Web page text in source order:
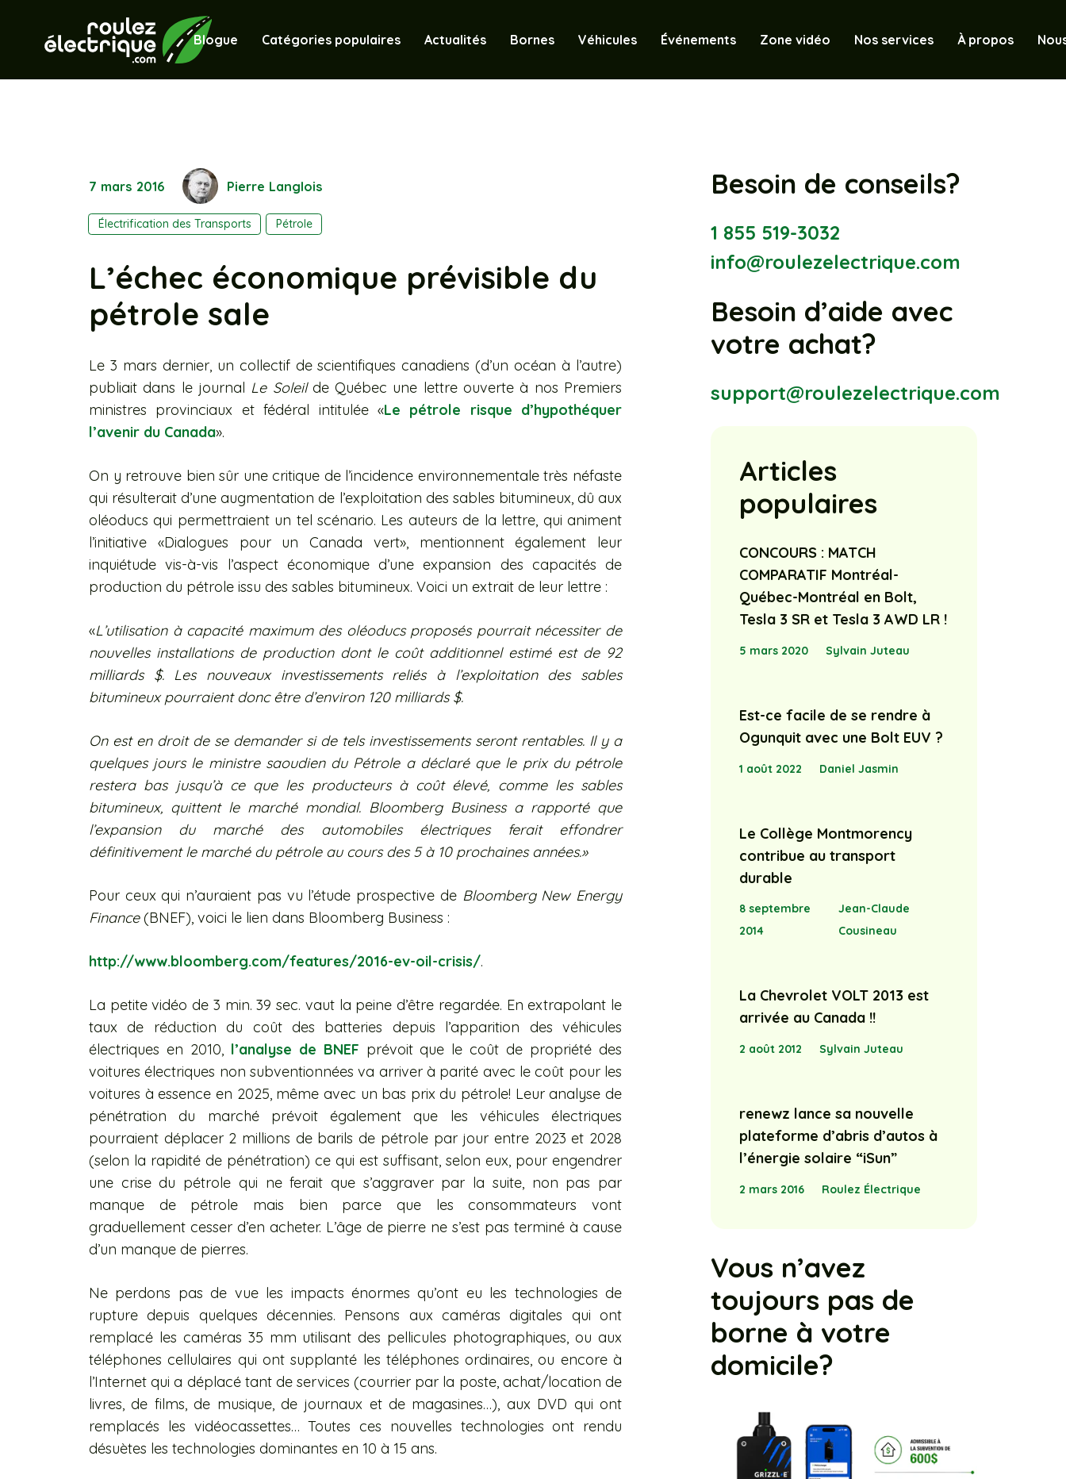
Blogue Catégories populaires Actualités Bornes Véhicules Événements Zone vidéo Nos services À propos
7 mars 2016 Pierre Langlois
Électrification des Transports Pétrole
L’échec économique prévisible du
pétrole sale
Le 3 mars dernier, un collectif de scientifiques canadiens (d’un océan à l’autre)
publiait dans le journal Le Soleilde Québec une lettre ouverte à nos Premiers
ministres provinciaux et fédéral intitulée «Le pétrole risque d’hypothéquer
l’avenir du Canada».
On y retrouve bien sûr une critique de l’incidence environnementale très néfaste
qui résulterait d’une augmentation de l’exploitation des sables bitumineux, dû aux
oléoducs qui permettraient un tel scénario. Les auteurs de la lettre, qui animent
l’initiative «Dialogues pour un Canada vert», mentionnent également leur
inquiétude vis-à-vis l’aspect économique d’une expansion des capacités de
production du pétrole issu des sables bitumineux. Voici un extrait de leur lettre :
«L’utilisation à capacité maximum des oléoducs proposés pourrait nécessiter de
nouvelles installations de production dont le coût additionnel estimé est de 92
milliards $. Les nouveaux investissements reliés à l’exploitation des sables
bitumineux pourraient donc être d’environ 120 milliards $.
On est en droit de se demander si de tels investissements seront rentables. Il y a
quelques jours le ministre saoudien du Pétrole a déclaré que le prix du pétrole
restera bas jusqu’à ce que les producteurs à coût élevé, comme les sables
bitumineux, quittent le marché mondial. Bloomberg Business a rapporté que
l’expansion du marché des automobiles électriques ferait effondrer
définitivement le marché du pétrole au cours des 5 à 10 prochaines années.»
Pour ceux qui n’auraient pas vu l’étude prospective de Bloomberg New Energy
Finance(BNEF), voici le lien dans Bloomberg Business :
http://www.bloomberg.com/features/2016-ev-oil-crisis/.
La petite vidéo de 3 min. 39 sec. vaut la peine d’être regardée. En extrapolant le
taux de réduction du coût des batteries depuis l’apparition des véhicules
électriques en 2010, l’analyse de BNEF prévoit que le coût de propriété des
voitures électriques non subventionnées va arriver à parité avec le coût pour les
voitures à essence en 2025, même avec un bas prix du pétrole! Leur analyse de
pénétration du marché prévoit également que les véhicules électriques
pourraient déplacer 2 millions de barils de pétrole par jour entre 2023 et 2028
(selon la rapidité de pénétration) ce qui est suffisant, selon eux, pour engendrer
une crise du pétrole qui ne ferait que s’aggraver par la suite, non pas par
manque de pétrole mais bien parce que les consommateurs vont
graduellement cesser d’en acheter. L’âge de pierre ne s’est pas terminé à cause
d’un manque de pierres.
Ne perdons pas de vue les impacts énormes qu’ont eu les technologies de
rupture depuis quelques décennies. Pensons aux caméras digitales qui ont
remplacé les caméras 35 mm utilisant des pellicules photographiques, ou aux
téléphones cellulaires qui ont supplanté les téléphones ordinaires, ou encore à
l’Internet qui a déplacé tant de services (courrier par la poste, achat/location de
livres, de films, de musique, de journaux et de magasines…), aux DVD qui ont
remplacés les vidéocassettes… Toutes ces nouvelles technologies ont rendu
désuètes les technologies dominantes en 10 à 15 ans.
Besoin de conseils?
1 855 519-3032
info@roulezelectrique.com
Besoin d’aide avec
votre achat?
support@roulezelectrique.com
Articles
populaires
CONCOURS : MATCH
COMPARATIF Montréal-
Québec-Montréal en Bolt,
Tesla 3 SR et Tesla 3 AWD LR !
5 mars 2020 Sylvain Juteau
Est-ce facile de se rendre à
Ogunquit avec une Bolt EUV ?
1 août 2022 Daniel Jasmin
Le Collège Montmorency
contribue au transport
durable
8 septembre
2014
Jean-Claude
Cousineau
La Chevrolet VOLT 2013 est
arrivée au Canada !!
2 août 2012 Sylvain Juteau
renewz lance sa nouvelle
plateforme d’abris d’autos à
l’énergie solaire “iSun”
2 mars 2016 Roulez Électrique
Vous n’avez
toujours pas de
borne à votre
domicile?